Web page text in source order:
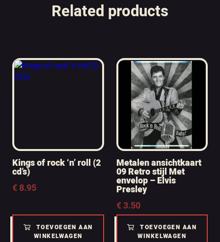
Related products
Kings of rock ‘n’ roll (2
cd’s)
€8.95
TOEVOEGEN AAN
WINKELWAGEN
Metalen ansichtkaart
09 Retro stijl Met
envelop – Elvis
Presley
€3.50
TOEVOEGEN AAN
WINKELWAGEN